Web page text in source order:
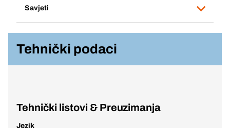
Savjeti
Tehnički podaci
Tehnički listovi & Preuzimanja
Jezik